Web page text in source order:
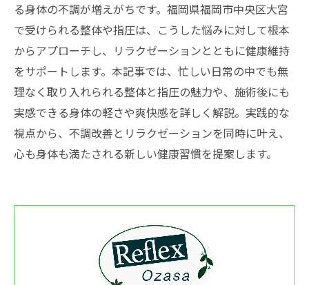
る身体の不調が増えがちです。福岡県福岡市中央区大宮
で受けられる整体や指圧は、こうした悩みに対して根本
からアプローチし、リラクゼーションとともに健康維持
をサポートします。本記事では、忙しい日常の中でも無
理なく取り入れられる整体と指圧の魅力や、施術後にも
実感できる身体の軽さや爽快感を詳しく解説。実践的な
視点から、不調改善とリラクゼーションを同時に叶え、
心も身体も満たされる新しい健康習慣を提案します。